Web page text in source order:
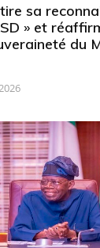
sa
» et
du